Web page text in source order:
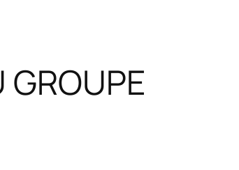
GROUPE